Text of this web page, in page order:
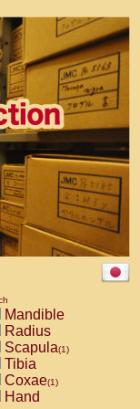
Mandible
Radius
Scapula(1)
Tibia
Coxae(1)
Hand